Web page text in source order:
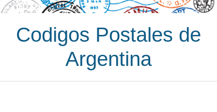
Codigos Postales de
Argentina